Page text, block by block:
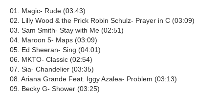
01. Magic- Rude (03:43)
02. Lilly Wood & the Prick Robin Schulz- Prayer in C (03:09)
03. Sam Smith- Stay with Me (02:51)
04. Maroon 5- Maps (03:09)
05. Ed Sheeran- Sing (04:01)
06. MKTO- Classic (02:54)
07. Sia- Chandelier (03:35)
08. Ariana Grande Feat. Iggy Azalea- Problem (03:13)
09. Becky G- Shower (03:25)